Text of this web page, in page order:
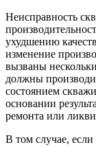
Неисправность
ухудшению
изменение
вызваны
должны
состоянием
основании
ремонта или
В том случае,